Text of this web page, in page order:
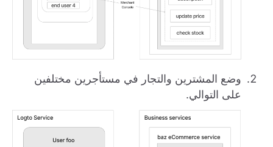
وضع المشترين والتجار في مستأجرين مختلفين
على التوالي.